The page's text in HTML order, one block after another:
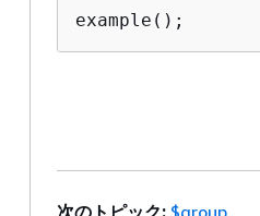
example();
次のトピック: $group